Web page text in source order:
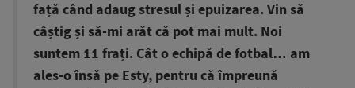
față când adaug stresul și epuizarea. Vin să
câștig și să-mi arăt că pot mai mult. Noi
suntem 11 frați. Cât o echipă de fotbal… am
ales-o însă pe Esty, pentru că împreună